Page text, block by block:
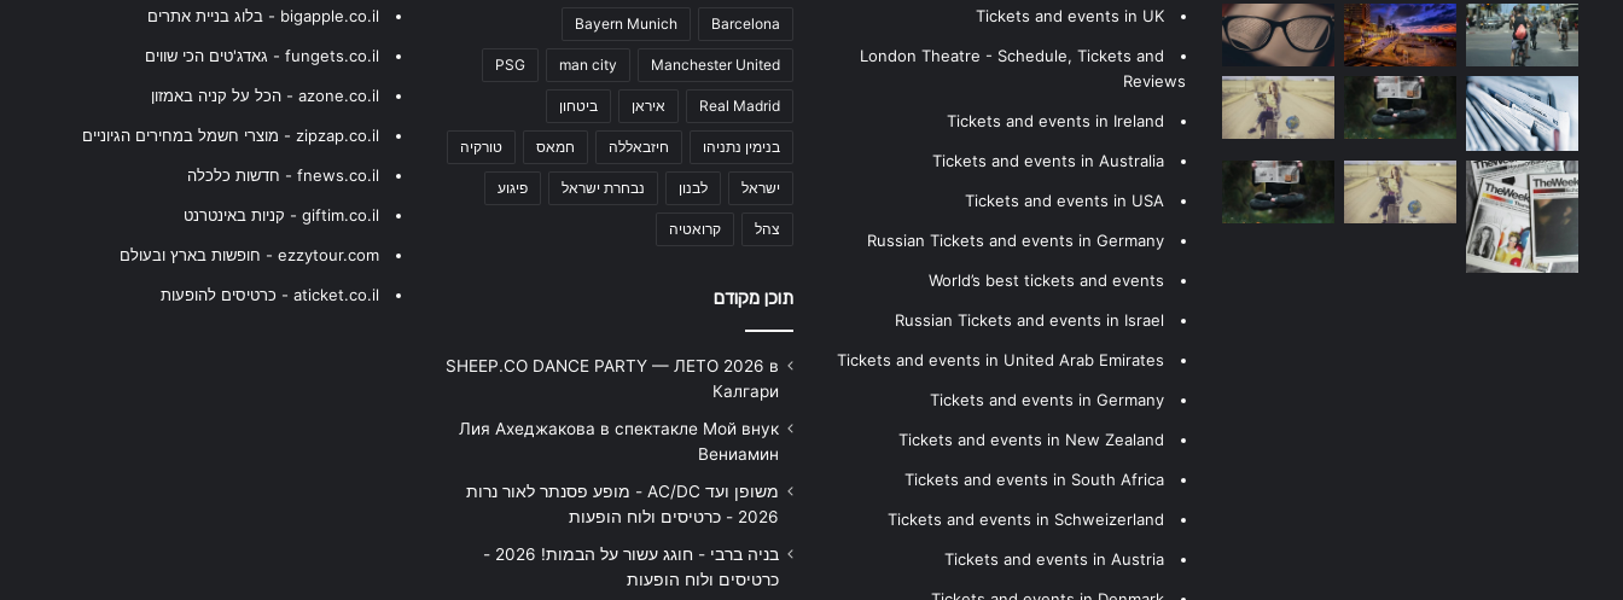
Tickets and events in UK
London Theatre - Schedule, Tickets and
Reviews
Tickets and events in Ireland
Tickets and events in Australia
Tickets and events in USA
Russian Tickets and events in Germany
World’s best tickets and events
Russian Tickets and events in Israel
Tickets and events in United Arab Emirates
Tickets and events in Germany
Tickets and events in New Zealand
Tickets and events in South Africa
Tickets and events in Schweizerland
Tickets and events in Austria
Barcelona
Bayern Munich
Manchester United
man city
PSG
Real Madrid איראן ביטחון
בנימין נתניהו חיזבאללה חמאס טורקיה
ישראל לבנון נבחרת ישראל פיגוע
צהל קרואטיה
תוכן מקודם
SHEEP.CO DANCE PARTY — ЛЕТО 2026 в
Калгари
Лия Ахеджакова в спектакле Мой внук
Вениамин
משופן ועד AC/DC - מופע פסנתר לאור נרות
2026 - כרטיסים ולוח הופעות
בניה ברבי - חוגג עשור על הבמות! 2026 -
כרטיסים ולוח הופעות
bigapple.co.il - בלוג בניית אתרים
fungets.co.il - גאדג'טים הכי שווים
azone.co.il - הכל על קניה באמזון
zipzap.co.il - מוצרי חשמל במחירים הגיוניים
fnews.co.il - חדשות כלכלה
giftim.co.il - קניות באינטרנט
ezzytour.com - חופשות בארץ ובעולם
aticket.co.il - כרטיסים להופעות